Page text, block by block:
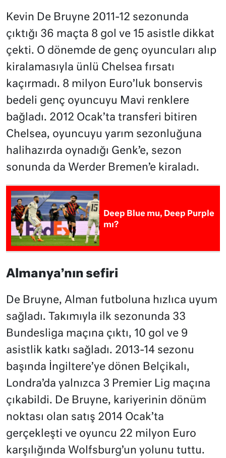
Kevin De Bruyne 2011-12 sezonunda
çıktığı 36 maçta 8 gol ve 15 asistle dikkat
çekti. O dönemde de genç oyuncuları alıp
kiralamasıyla ünlü Chelsea fırsatı
kaçırmadı. 8 milyon Euro’luk bonservis
bedeli genç oyuncuyu Mavi renklere
bağladı. 2012 Ocak’ta transferi bitiren
Chelsea, oyuncuyu yarım sezonluğuna
halihazırda oynadığı Genk’e, sezon
sonunda da Werder Bremen’e kiraladı.
Deep Blue mu, Deep Purple
mı?
Almanya’nın sefiri
De Bruyne, Alman futboluna hızlıca uyum
sağladı. Takımıyla ilk sezonunda 33
Bundesliga maçına çıktı, 10 gol ve 9
asistlik katkı sağladı. 2013-14 sezonu
başında İngiltere’ye dönen Belçikalı,
Londra’da yalnızca 3 Premier Lig maçına
çıkabildi. De Bruyne, kariyerinin dönüm
noktası olan satış 2014 Ocak’ta
gerçekleşti ve oyuncu 22 milyon Euro
karşılığında Wolfsburg’un yolunu tuttu.